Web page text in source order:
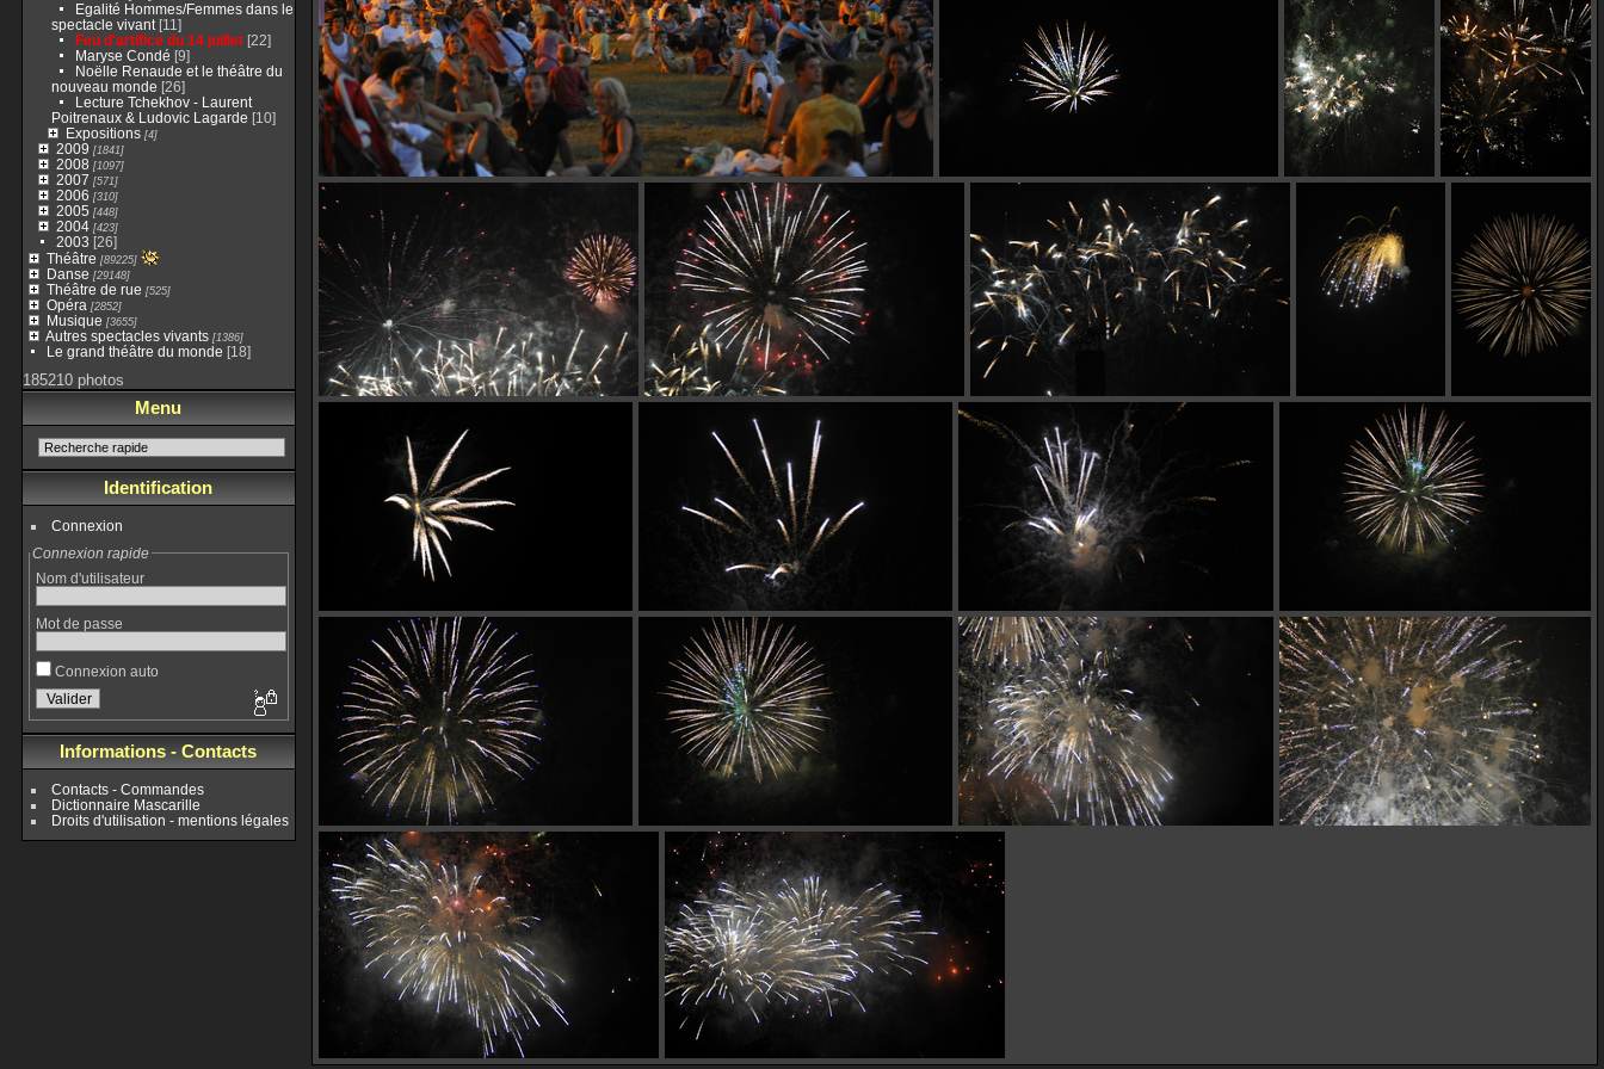
Egalité Hommes/Femmes dans le
spectacle vivant[11]
Feu d'artifice du 14 juillet[22]
Maryse Condé [9]
Noëlle Renaude et le théâtre du
nouveau monde [26]
Lecture Tchekhov - Laurent
Poitrenaux & Ludovic Lagarde [10]
Expositions[4]
2009 [1841]
2008 [1097]
2007 [571]
2006 [310]
2005 [448]
2004[423]
2003 [26]
Théâtre [89225]
Danse [29148]
Théâtre de rue [525]
Opéra [2852]
Musique [3655]
Autres spectacles vivants[1386]
Le grand théâtre du monde [18]
185210 photos
Menu
Identification
Connexion
Connexion rapide
Nom d'utilisateur
Mot de passe
Connexion auto
Informations - Contacts
Contacts - Commandes
Dictionnaire Mascarille
Droits d'utilisation - mentions légales